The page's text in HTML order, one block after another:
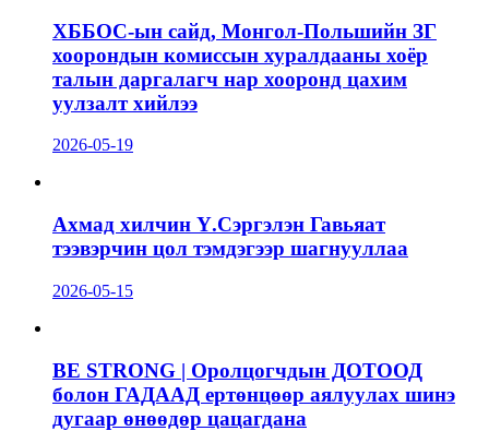
ХББОС-ын сайд, Монгол-Польшийн ЗГ
хоорондын комиссын хуралдааны хоёр
талын даргалагч нар хооронд цахим
уулзалт хийлээ
2026-05-19
Ахмад хилчин Ү.Сэргэлэн Гавьяат
тээвэрчин цол тэмдэгээр шагнууллаа
2026-05-15
BE STRONG | Оролцогчдын ДОТООД
болон ГАДААД ертөнцөөр аялуулах шинэ
дугаар өнөөдөр цацагдана